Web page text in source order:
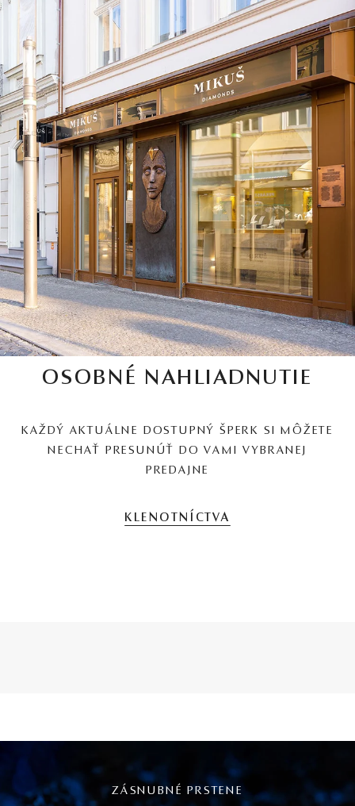
OSOBNÉ NAHLIADNUTIE
KAŽDÝ AKTUÁLNE DOSTUPNÝ ŠPERK SI MÔŽETE
NECHAŤ PRESUNÚŤ DO VAMI VYBRANEJ
PREDAJNE
KLENOTNÍCTVA
ZÁSNUBNÉ PRSTENE